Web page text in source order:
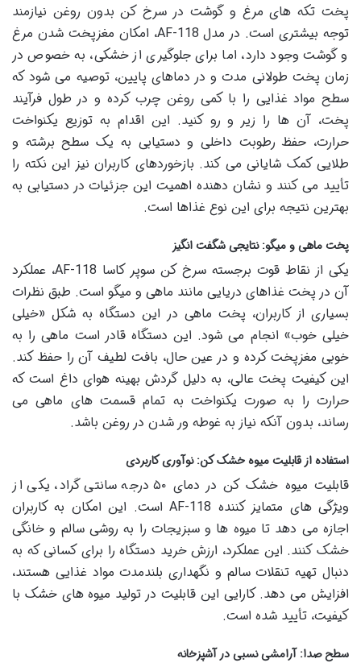
پخت تکه های مرغ و گوشت در سرخ کن بدون روغن نیازمند
توجه بیشتری است. در مدل AF-118، امکان مغزپخت شدن مرغ
و گوشت وجود دارد، اما برای جلوگیری از خشکی، به خصوص در
زمان پخت طولانی مدت و در دماهای پایین، توصیه می شود که
سطح مواد غذایی را با کمی روغن چرب کرده و در طول فرآیند
پخت، آن ها را زیر و رو کنید. این اقدام به توزیع یکنواخت
حرارت، حفظ رطوبت داخلی و دستیابی به یک سطح برشته و
طلایی کمک شایانی می کند. بازخوردهای کاربران نیز این نکته را
تأیید می کنند و نشان دهنده اهمیت این جزئیات در دستیابی به
بهترین نتیجه برای این نوع غذاها است.
پخت ماهی و میگو: نتایجی شگفت انگیز
یکی از نقاط قوت برجسته سرخ کن سوپر کاسا AF-118، عملکرد
آن در پخت غذاهای دریایی مانند ماهی و میگو است. طبق نظرات
بسیاری از کاربران، پخت ماهی در این دستگاه به شکل «خیلی
خیلی خوب» انجام می شود. این دستگاه قادر است ماهی را به
خوبی مغزپخت کرده و در عین حال، بافت لطیف آن را حفظ کند.
این کیفیت پخت عالی، به دلیل گردش بهینه هوای داغ است که
حرارت را به صورت یکنواخت به تمام قسمت های ماهی می
رساند، بدون آنکه نیاز به غوطه ور شدن در روغن باشد.
استفاده از قابلیت میوه خشک کن: نوآوری کاربردی
قابلیت میوه خشک کن در دمای ۵۰ درجه سانتی گراد، یکی از
ویژگی های متمایز کننده AF-118 است. این امکان به کاربران
اجازه می دهد تا میوه ها و سبزیجات را به روشی سالم و خانگی
خشک کنند. این عملکرد، ارزش خرید دستگاه را برای کسانی که به
دنبال تهیه تنقلات سالم و نگهداری بلندمدت مواد غذایی هستند،
افزایش می دهد. کارایی این قابلیت در تولید میوه های خشک با
کیفیت، تأیید شده است.
سطح صدا: آرامشی نسبی در آشپزخانه